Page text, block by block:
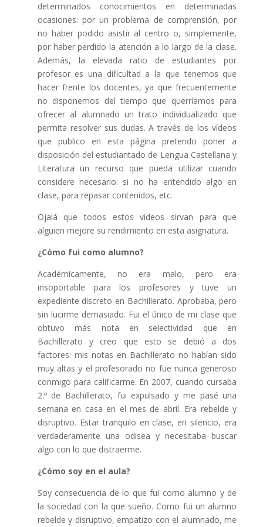
determinados conocimientos en determinadas
ocasiones: por un problema de comprensión, por
no haber podido asistir al centro o, simplemente,
por haber perdido la atención a lo largo de la clase.
Además, la elevada ratio de estudiantes por
profesor es una dificultad a la que tenemos que
hacer frente los docentes, ya que frecuentemente
no disponemos del tiempo que querríamos para
ofrecer al alumnado un trato individualizado que
permita resolver sus dudas. A través de los vídeos
que publico en esta página pretendo poner a
disposición del estudiantado de Lengua Castellana y
Literatura un recurso que pueda utilizar cuando
considere necesario: si no ha entendido algo en
clase, para repasar contenidos, etc.
Ojalá que todos estos vídeos sirvan para que
alguien mejore su rendimiento en esta asignatura.
¿Cómo fui como alumno?
Académicamente, no era malo, pero era
insoportable para los profesores y tuve un
expediente discreto en Bachillerato. Aprobaba, pero
sin lucirme demasiado. Fui el único de mi clase que
obtuvo más nota en selectividad que en
Bachillerato y creo que esto se debió a dos
factores: mis notas en Bachillerato no habían sido
muy altas y el profesorado no fue nunca generoso
conmigo para calificarme. En 2007, cuando cursaba
2.º de Bachillerato, fui expulsado y me pasé una
semana en casa en el mes de abril. Era rebelde y
disruptivo. Estar tranquilo en clase, en silencio, era
verdaderamente una odisea y necesitaba buscar
algo con lo que distraerme.
¿Cómo soy en el aula?
Soy consecuencia de lo que fui como alumno y de
la sociedad con la que sueño. Como fui un alumno
rebelde y disruptivo, empatizo con el alumnado, me